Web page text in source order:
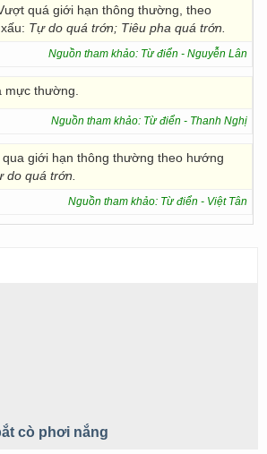
quá giới hạn thông thường, theo
Tự do quá trớn; Tiêu pha quá trớn.
Nguồn tham khảo: Từ điển - Nguyễn Lân
mực thường.
Nguồn tham khảo: Từ điển - Thanh Nghị
qua giới hạn thông thường theo hướng
do quá trớn.
Nguồn tham khảo: Từ điển - Việt Tân
cò phơi nắng